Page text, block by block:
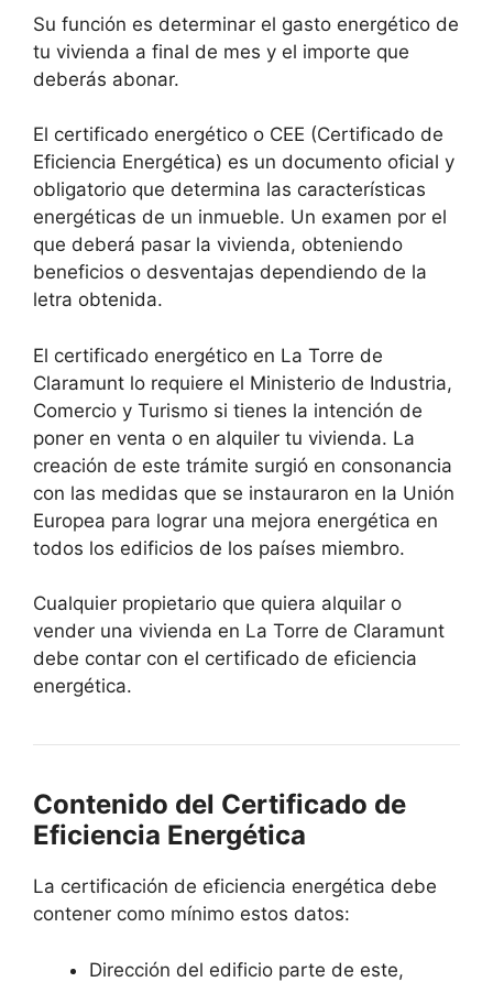
Su función es determinar el gasto energético de
tu vivienda a final de mes y el importe que
deberás abonar.
El certificado energético o CEE (Certificado de
Eficiencia Energética) es un documento oficial y
obligatorio que determina las características
energéticas de un inmueble. Un examen por el
que deberá pasar la vivienda, obteniendo
beneficios o desventajas dependiendo de la
letra obtenida.
El certificado energético en La Torre de
Claramunt lo requiere el Ministerio de Industria,
Comercio y Turismo si tienes la intención de
poner en venta o en alquiler tu vivienda. La
creación de este trámite surgió en consonancia
con las medidas que se instauraron en la Unión
Europea para lograr una mejora energética en
todos los edificios de los países miembro.
Cualquier propietario que quiera alquilar o
vender una vivienda en La Torre de Claramunt
debe contar con el certificado de eficiencia
energética.
Contenido del Certificado de
Eficiencia Energética
La certificación de eficiencia energética debe
contener como mínimo estos datos:
Dirección del edificio parte de este,